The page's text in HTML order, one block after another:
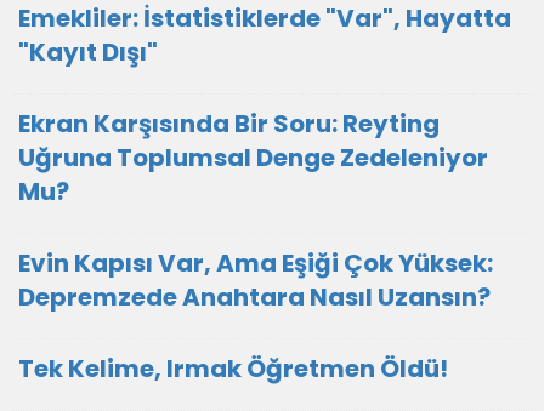
Emekliler: İstatistiklerde "Var", Hayatta
"Kayıt Dışı"
Ekran Karşısında Bir Soru: Reyting
Uğruna Toplumsal Denge Zedeleniyor
Mu?
Evin Kapısı Var, Ama Eşiği Çok Yüksek:
Depremzede Anahtara Nasıl Uzansın?
Tek Kelime, Irmak Öğretmen Öldü!